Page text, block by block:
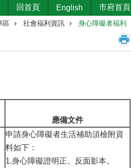
回首頁 English 市府首頁
區 社會福利資訊 身心障礙者福利
應備文件
申請身心障礙者生活補助須檢附資
料如下：
1.身心障礙證明正、反面影本。